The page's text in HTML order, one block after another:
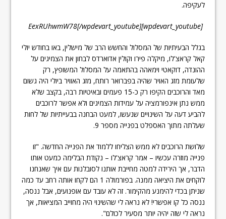
לעקיפה.
[wpdevart_youtube]EexRUhwmW78[/wpdevart_youtube]
בגלל הבעיתיות של המסלול והחשש הרב של מישלין, באו בחודש יולי
קאל קראצ'לו, מיקלה פירו וקולין אדוארדס לבחון את הצמיגים על
ההונדה, דוקאטי וימאהה בהתאמה על המסלול המשופץ, רק
שלעומת מזג האויר שהיה בפברואר רותח, מזג האוויר ביולי היה גשום
מאד והרוכבים הקיפו רק כ-15 פעמים ובאיטיות רבה, בקצב שלא
ממש נתן אינפורמציה על עמידות הצמיגים ולא אפשר לרוכבים
להביע דעה על השינויים שנעשו, למעט הבחנה בבעייתיות של לחות
שעלתה מתוך האספלט בפנייה מספר 9.
שלושת הרוכבים לא ממש הצליחו ללמוד את הפנייה החדשה. "זו
פנייה מוזרה עכשיו – אמר קראצ'לו – נקודת הבלימה כמעט אותו
הדבר, אך הירידה למטה מחייבת אותנו לסובלנות עם איך שאנחנו
לוקחים את היציאה ממנה. בפורמולה 1 הם לקחו אותה רחב עד כמה
שניתן בכדי להימנע מהקימור. זה לא עובד עם אופנועים, אבל ננסה,
ננסה כל קו אפשרי! לא נראה לי שהשינוי היה מחוייב המציאות, אך
נראה לי שזה יהיה יותר מסעיר לכולם".